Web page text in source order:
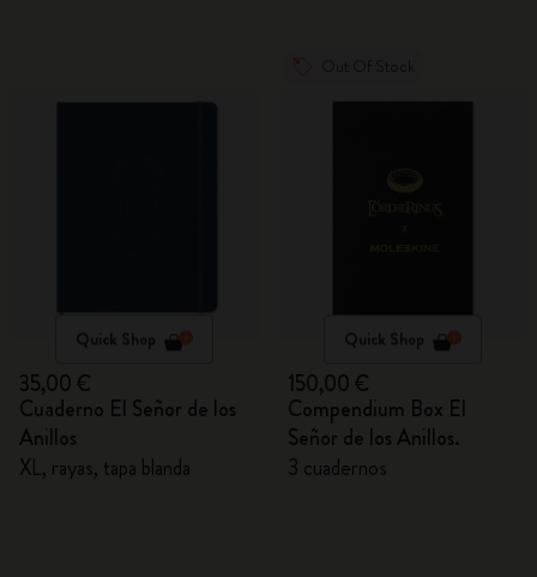
Quick Shop
35,00 €
Cuaderno El Señor de los
Anillos
XL, rayas, tapa blanda
Quick Shop
150,00 €
Compendium Box El
Señor de los Anillos.
3 cuadernos